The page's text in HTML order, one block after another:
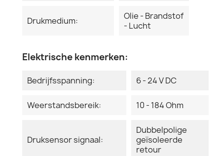
Drukmedium:
Olie - Brandstof
- Lucht
Elektrische kenmerken:
Bedrijfsspanning: 6 - 24 V DC
Weerstandsbereik: 10 - 184 Ohm
Druksensor signaal:
Dubbelpolige
geïsoleerde
retour